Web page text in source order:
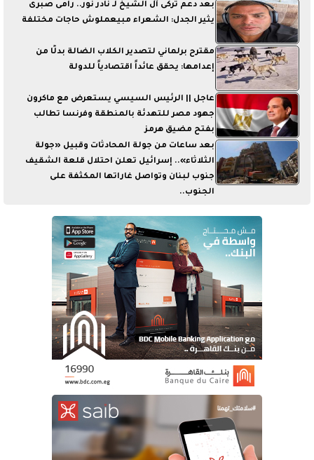
بعد دعم تركى آل الشيخ لـ نادر نور.. رامى صبرى
يثير الجدل: الشعراء مبيعملوش حاجات مختلفة
مقترح برلماني لتصدير الكلاب الضالة بدلًا من
إعدامها: يحقق عائداً اقتصادياً للدولة
عاجل || الرئيس السيسي يستعرض مع ماكرون
جهود مصر للتهدئة بالمنطقة وفرنسا تطالب
بفتح مضيق هرمز
بعد ساعات من جولة المحادثات وقبيل «جولة
الثلاثاء».. إسرائيل تعلن احتلال قلعة الشقيف
جنوب لبنان وتواصل غاراتها المكثفة على
الجنوب..